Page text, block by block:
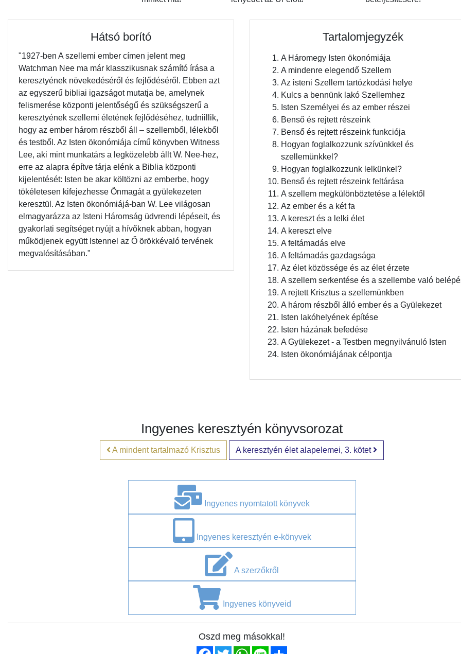
Hátsó borító
"1927-ben A szellemi ember címen jelent meg
Watchman Nee ma már klasszikusnak számító írása a
keresztyének növekedéséről és fejlődéséről. Ebben azt
az egyszerű bibliai igazságot mutatja be, amelynek
felismerése központi jelentőségű és szükségszerű a
keresztyének szellemi életének fejlődéséhez, tudniillik,
hogy az ember három részből áll – szellemből, lélekből
és testből. Az Isten ökonómiája című könyvben Witness
Lee, aki mint munkatárs a legközelebb állt W. Nee-hez,
erre az alapra építve tárja elénk a Biblia központi
kijelentését: Isten be akar költözni az emberbe, hogy
tökéletesen kifejezhesse Önmagát a gyülekezeten
keresztül. Az Isten ökonómiájá-ban W. Lee világosan
elmagyarázza az Isteni Háromság üdvrendi lépéseit, és
gyakorlati segítséget nyújt a hívőknek abban, hogyan
működjenek együtt Istennel az Ő örökkévaló tervének
megvalósításában."
Tartalomjegyzék
A Háromegy Isten ökonómiája
A mindenre elegendő Szellem
Az isteni Szellem tartózkodási helye
Kulcs a bennünk lakó Szellemhez
Isten Személyei és az ember részei
Benső és rejtett részeink
Benső és rejtett részeink funkciója
Hogyan foglalkozzunk szívünkkel és
szellemünkkel?
Hogyan foglalkozzunk lelkünkel?
Benső és rejtett részeink feltárása
A szellem megkülönböztetése a lélektől
Az ember és a két fa
A kereszt és a lelki élet
A kereszt elve
A feltámadás elve
A feltámadás gazdagsága
Az élet közössége és az élet érzete
A szellem serkentése és a szellembe való
A rejtett Krisztus a szellemünkben
A három részből álló ember és a Gyülekezet
Isten lakóhelyének építése
Isten házának befedése
A Gyülekezet - a Testben megnyilvánuló Isten
Isten ökonómiájának célpontja
Ingyenes keresztyén könyvsorozat
A mindent tartalmazó Krisztus A keresztyén élet alapelemei, 3. kötet
Ingyenes nyomtatott könyvek
Ingyenes keresztyén e-könyvek
A szerzőkről
Ingyenes könyveid
Oszd meg másokkal!
Facebook
TwitterWhatsApp
Line